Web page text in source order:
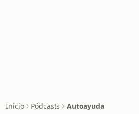
Inicio Pódcasts Autoayuda